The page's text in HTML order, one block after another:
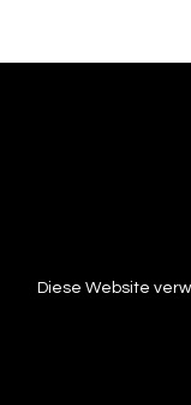
Diese Website